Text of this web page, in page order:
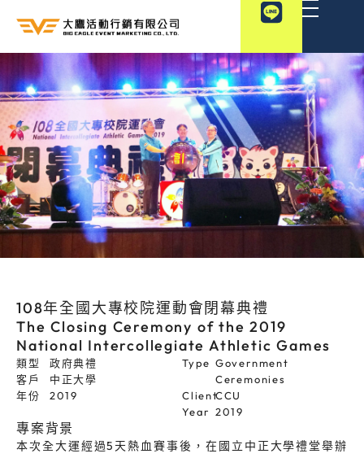
主
要
內
容
108年全國大專校院運動會閉幕典禮
The Closing Ceremony of the 2019
National Intercollegiate Athletic Games
類型
政府典禮
客戶
中正大學
年份
2019
Type Government
Ceremonies
ClientCCU
Year 2019
專案背景
本次全大運經過5天熱血賽事後，在國立中正大學禮堂舉辦